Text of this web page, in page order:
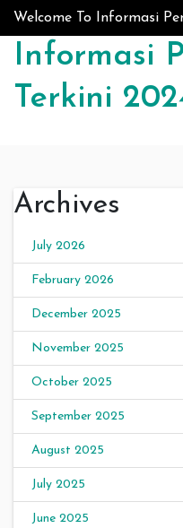
Skip to content
Welcome To Informasi
Informasi
Terkini
Archives
July 2026
February 2026
December 2025
November 2025
October 2025
September 2025
August 2025
July 2025
June 2025